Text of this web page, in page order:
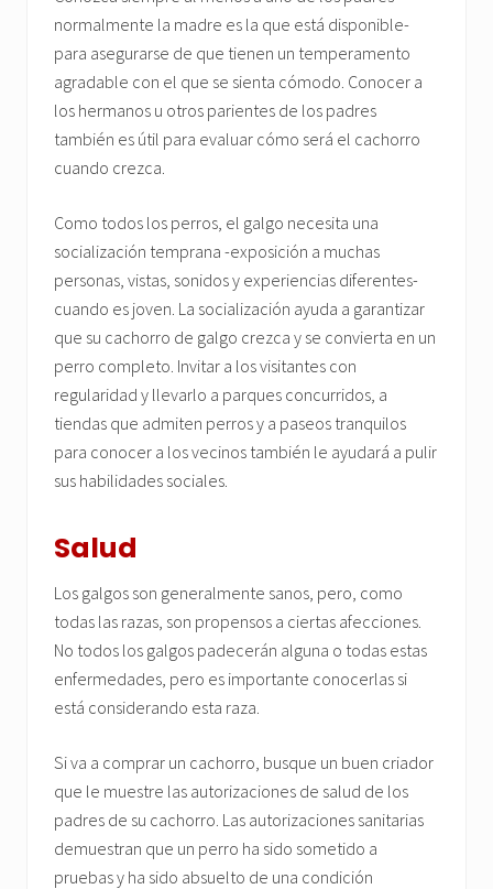
normalmente la madre es la que está disponible-
para asegurarse de que tienen un temperamento
agradable con el que se sienta cómodo. Conocer a
los hermanos u otros parientes de los padres
también es útil para evaluar cómo será el cachorro
cuando crezca.
Como todos los perros, el galgo necesita una
socialización temprana -exposición a muchas
personas, vistas, sonidos y experiencias diferentes-
cuando es joven. La socialización ayuda a garantizar
que su cachorro de galgo crezca y se convierta en un
perro completo. Invitar a los visitantes con
regularidad y llevarlo a parques concurridos, a
tiendas que admiten perros y a paseos tranquilos
para conocer a los vecinos también le ayudará a pulir
sus habilidades sociales.
Salud
Los galgos son generalmente sanos, pero, como
todas las razas, son propensos a ciertas afecciones.
No todos los galgos padecerán alguna o todas estas
enfermedades, pero es importante conocerlas si
está considerando esta raza.
Si va a comprar un cachorro, busque un buen criador
que le muestre las autorizaciones de salud de los
padres de su cachorro. Las autorizaciones sanitarias
demuestran que un perro ha sido sometido a
pruebas y ha sido absuelto de una condición